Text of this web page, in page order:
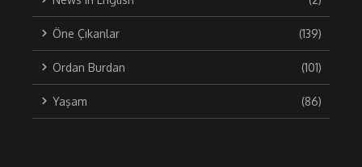
Öne Çıkanlar (139)
Ordan Burdan (101)
Yaşam (86)